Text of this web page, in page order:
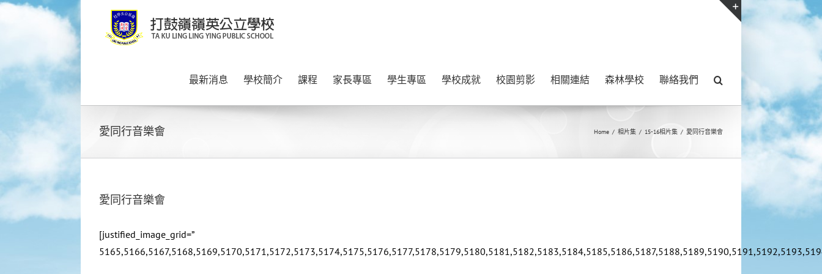
Skip
最新消息 學校簡介 課程 家長專區 學生專區 學校成就 校園剪影 相關連結 森林學校 聯絡我們
愛同行音樂會 Home / 相片集 / 15-16相片集 / 愛同行音樂會
愛同行音樂會
[justified_image_grid=”
Toggle
Area